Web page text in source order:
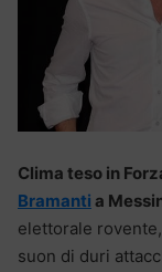
Clima teso in
Bramanti a
elettorale
suon di duri